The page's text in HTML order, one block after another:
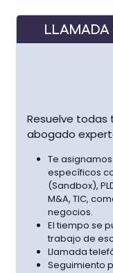
LLAMADA
Resuelve todas
abogado
Te
específicos
(Sandbox),
M&A, TIC,
negocios.
El tiempo se
trabajo de
Llamada
Seguimiento